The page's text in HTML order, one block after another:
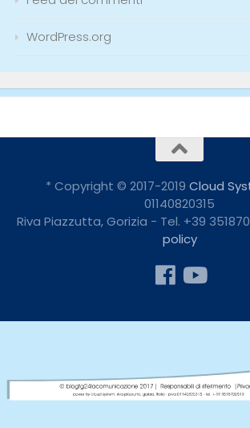
WordPress.org
* Copyright © 2017-2019 Cloud
01140820315
Riva Piazzutta, Gorizia - Tel. +39
policy